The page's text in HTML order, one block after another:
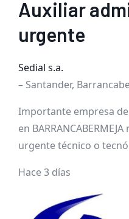
Auxiliar
urgente
Sedial s.a.
– Santander,
Importante empresa
en
urgente técnico o
Hace 3 días